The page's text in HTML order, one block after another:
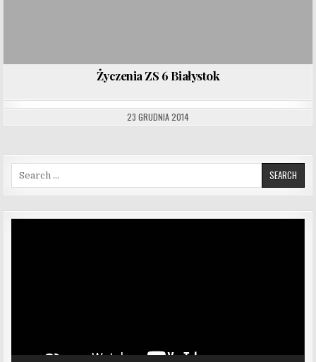
Życzenia ZS 6 Białystok
23 GRUDNIA 2014